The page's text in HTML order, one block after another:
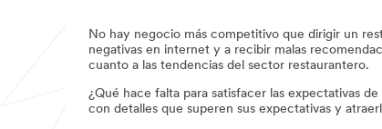
No hay negocio más competitivo que dirigir un
negativas en internet y a recibir malas
cuanto a las tendencias del sector restaurantero.
¿Qué hace falta para satisfacer las expectativas
con detalles que superen sus expectativas y